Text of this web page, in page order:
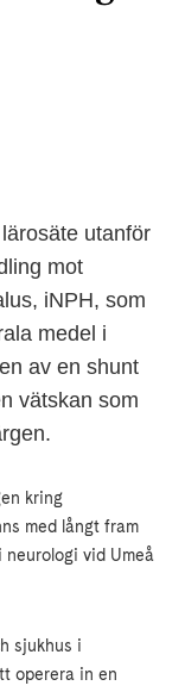
utanför
mot
iNPH, som
medel i
av en shunt
vätskan som
kring
med långt fram
neurologi vid Umeå
sjukhus i
operera in en